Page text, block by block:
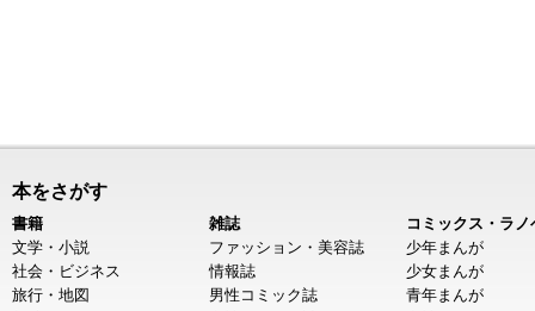
本をさがす
書籍
文学・小説
社会・ビジネス
旅行・地図
雑誌
ファッション・美容誌
情報誌
男性コミック誌
コミックス・ラノ
少年まんが
少女まんが
青年まんが